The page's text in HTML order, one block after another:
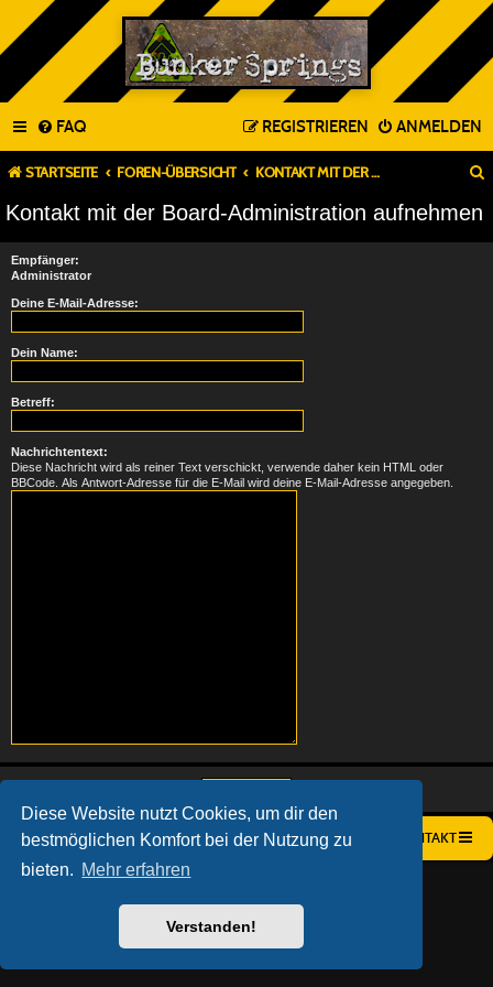
Diese Website nutzt Cookies, um dir den
bestmöglichen Komfort bei der Nutzung zu
bieten. Mehr erfahren
Verstanden!
FAQ ANMELDEN
REGISTRIEREN
STARTSEITE FOREN-ÜBERSICHT KONTAKT MIT DER BOARD-ADMINISTRATION AUFNEHMEN
Kontakt mit der Board-Administration aufnehmen
Empfänger:
Administrator
Deine E-Mail-Adresse:
Dein Name:
Betreff:
Nachrichtentext:
Diese Nachricht wird als reiner Text verschickt, verwende daher kein HTML oder
BBCode. Als Antwort-Adresse für die E-Mail wird deine E-Mail-Adresse angegeben.
STARTSEITE FOREN-ÜBERSICHT KONTAKT
AÇIEEED! STYLE BY
DATENSCHUTZ|NUTZUNGSBEDINGUNGEN